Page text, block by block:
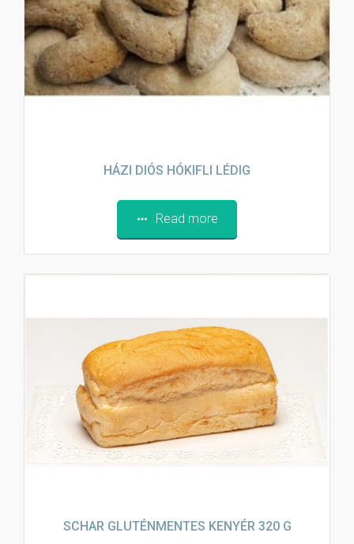
HÁZI DIÓS HÓKIFLI LÉDIG
Read more
SCHAR GLUTÉNMENTES KENYÉR 320 G